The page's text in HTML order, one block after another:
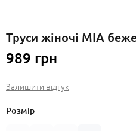
Труси жіночі MIA
989 грн
Залишити відгук
Розмір